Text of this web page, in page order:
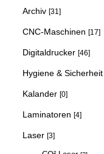
Archiv [31]
CNC-Maschinen [17]
Digitaldrucker [46]
Hygiene & Sicherheit
Kalander [0]
Laminatoren [4]
Laser [3]